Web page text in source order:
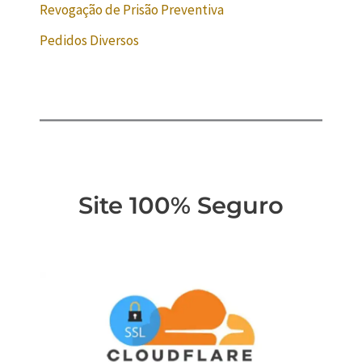
Revogação de Prisão Preventiva
Pedidos Diversos
Site 100% Seguro